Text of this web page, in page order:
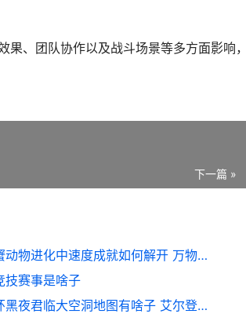
、团队协作以及战斗场景等多方面影响，
下一篇 »
万物皆可蟹动物进化中速度成就如何解开 万物皆可蟹动物进化手机版下载
技赛事是啥子
艾尔登法环黑夜君临大空洞地图有啥子 艾尔登法环黑夜君临是单机游戏吗